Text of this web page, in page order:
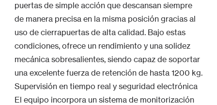
puertas de simple acción que descansan siempre
de manera precisa en la misma posición gracias al
uso de cierrapuertas de alta calidad. Bajo estas
condiciones, ofrece un rendimiento y una solidez
mecánica sobresalientes, siendo capaz de soportar
una excelente fuerza de retención de hasta 1200 kg.
Supervisión en tiempo real y seguridad electrónica
El equipo incorpora un sistema de monitorización